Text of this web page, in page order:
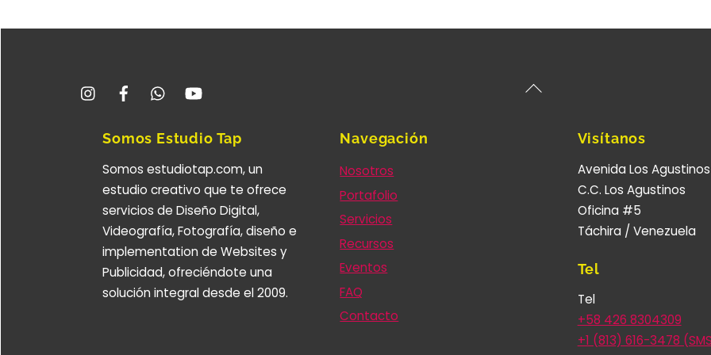
Back
InstagramFacebookWhatsapp
Somos Estudio Tap
Somos estudiotap.com, un
estudio creativo que te ofrece
servicios de Diseño Digital,
Videografía, Fotografía, diseño e
implementation de Websites y
Publicidad, ofreciéndote una
solución integral desde el 2009.
Navegación
Nosotros
Portafolio
Servicios
Recursos
Eventos
FAQ
Contacto
Visítanos
Avenida Los Agustinos
C.C. Los Agustinos
Oficina #5
Táchira / Venezuela
Tel
Tel
+58 426 8304309
+1 (813) 616-3478